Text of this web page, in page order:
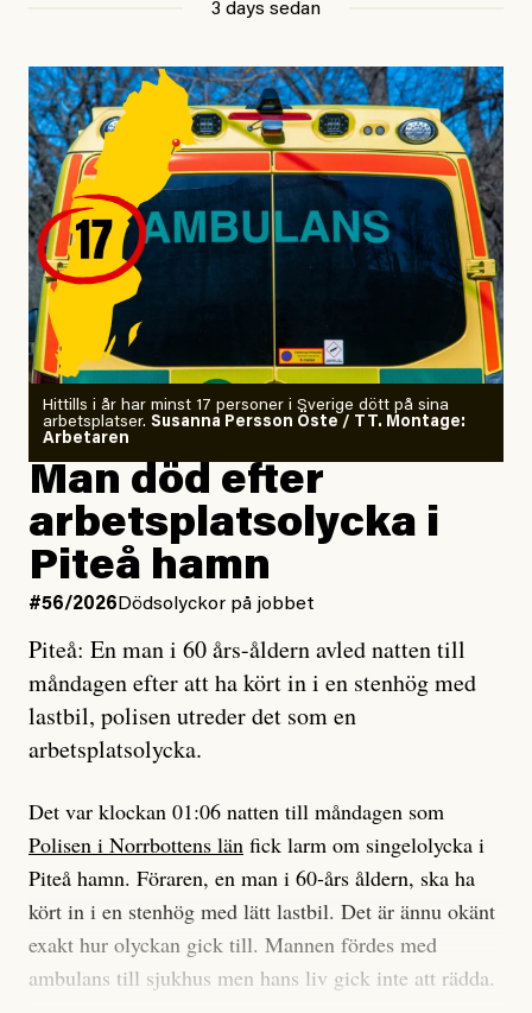
så jag investerade allt jag ägde
i en kryptovaluta.
Jag gjorde en digital detox
för att höra tankarna snacka.
Jag letade tantrisk närhet
på kursgården Ängsbacka.
Jag är tränad i kontaktimprodans
och utbildad kaospilot.
Om läkaren säger vaccinera dig
så säger jag tvärtemot.
Jag lärde mig renovera
enligt uråldrig metod
och lade min sista ungdom
på att laga en gammal bod.
Jag sökte ljuset och meningen,
efter det som var rent, rätt och sant,
och aldrig såg jag det klarare än
när jag ombord på bussen hjälpte en tant.
#23/2026Intervjun
Jesper Lundby: ”Livet i sig
är ganska politiskt”
3 days sedan
Hittills i år har minst 17 personer i Sverige dött på sina
arbetsplatser. Susanna Persson Öste / TT. Montage:
Arbetaren
Man död efter
arbetsplatsolycka i
Piteå hamn
#56/2026 Dödsolyckor på jobbet
Piteå: En man i 60 års-åldern avled natten till
måndagen efter att ha kört in i en stenhög med
lastbil, polisen utreder det som en
arbetsplatsolycka.
Det var klockan 01:06 natten till måndagen som
Polisen i Norrbottens län fick larm om singelolycka i
Piteå hamn. Föraren, en man i 60-års åldern, ska ha
kört in i en stenhög med lätt lastbil. Det är ännu okänt
exakt hur olyckan gick till. Mannen fördes med
ambulans till sjukhus men hans liv gick inte att rädda.